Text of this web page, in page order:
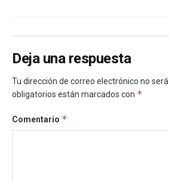
Deja una respuesta
Tu dirección de correo electrónico no
obligatorios están marcados con *
Comentario *